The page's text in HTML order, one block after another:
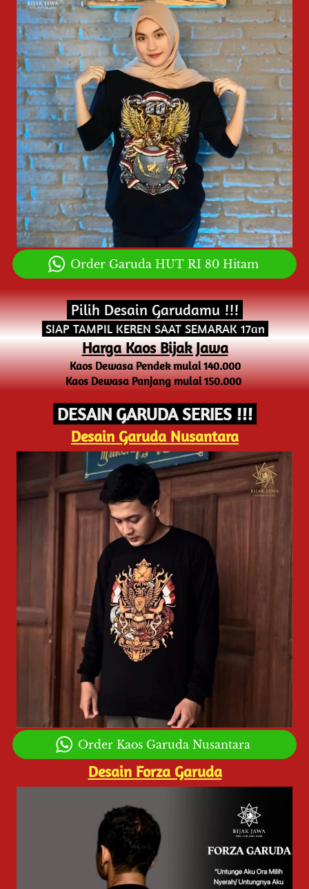
` Order Garuda HUT RI 80 Hitam
Pilih Desain Garudamu !!!
SIAP TAMPIL KEREN SAAT SEMARAK 17an
Harga Kaos Bijak Jawa
Kaos Dewasa Pendek mulai 140.000
Kaos Dewasa Panjang mulai 150.000
DESAIN GARUDA SERIES !!!
Desain Garuda Nusantara
` Order Kaos Garuda Nusantara
Desain Forza Garuda